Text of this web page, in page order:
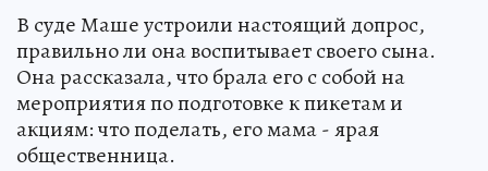
В суде Маше устроили настоящий допрос,
правильно ли она воспитывает своего сына.
Она рассказала, что брала его с собой на
мероприятия по подготовке к пикетам и
акциям: что поделать, его мама - ярая
общественница.